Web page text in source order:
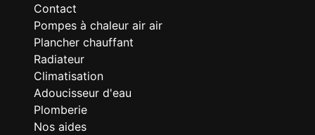
Contact
Pompes à chaleur air air
Plancher chauffant
Radiateur
Climatisation
Adoucisseur d'eau
Plomberie
Nos aides